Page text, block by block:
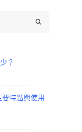
？
特點與使用